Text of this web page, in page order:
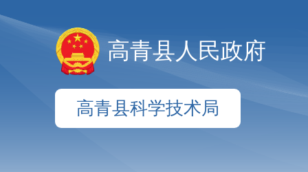
高青县人民政府
高青县科学技术局